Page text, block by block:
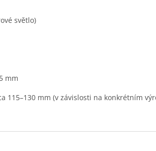
světlo)
mm
115–130 mm (v závislosti na konkrétním